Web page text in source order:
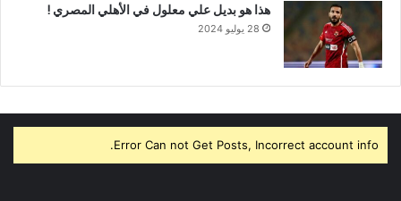
هذا هو بديل علي معلول في الأهلي المصري !
28 يوليو 2024
Error Can not Get Posts, Incorrect account info.